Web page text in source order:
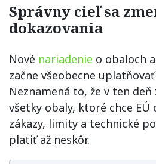
Správny cieľ sa
dokazovania
Nové nariadenie o obaloch
začne všeobecne
Neznamená to, že v ten
všetky obaly, ktoré chce EÚ
zákazy, limity a technické
platiť až neskôr.